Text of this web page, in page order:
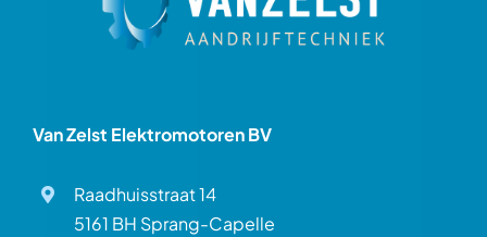
Van Zelst Elektromotoren BV
Raadhuisstraat 14
5161 BH Sprang-Capelle